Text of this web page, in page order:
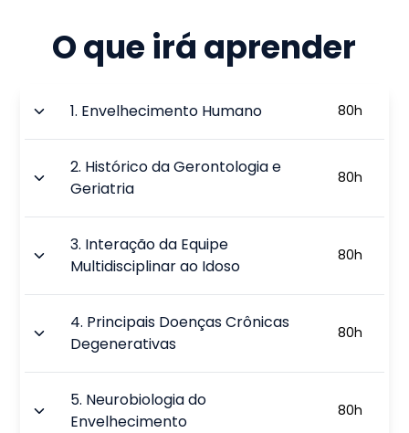
O que irá aprender
1. Envelhecimento Humano 80h
2. Histórico da Gerontologia e
Geriatria
80h
3. Interação da Equipe
Multidisciplinar ao Idoso
80h
4. Principais Doenças Crônicas
Degenerativas
80h
5. Neurobiologia do
Envelhecimento
80h